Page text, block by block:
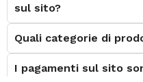
sul sito?
Quali categorie di
I pagamenti sul sito